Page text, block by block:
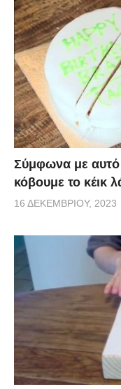
Σύμφωνα με αυτό
κόβουμε το κέικ
16 ΔΕΚΕΜΒΡΊΟΥ, 2023